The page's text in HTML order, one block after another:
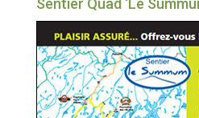
Sentier Quad ‘Le